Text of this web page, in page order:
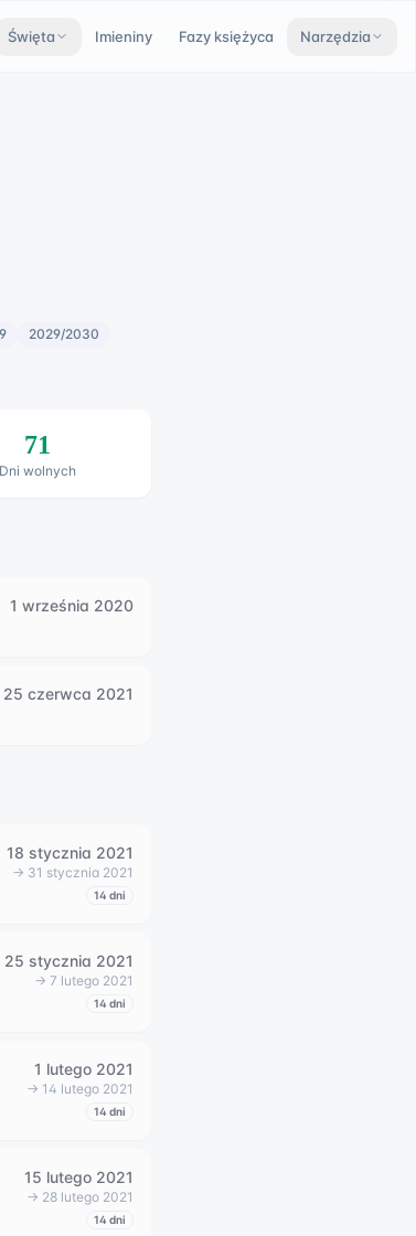
Święta Imieniny Fazy księżyca Narzędzia
2029/2030
71
Dni wolnych
1 września 2020
25 czerwca 2021
18 stycznia 2021
→ 31 stycznia 2021
14 dni
25 stycznia 2021
→ 7 lutego 2021
14 dni
1 lutego 2021
→ 14 lutego 2021
14 dni
15 lutego 2021
→ 28 lutego 2021
14 dni